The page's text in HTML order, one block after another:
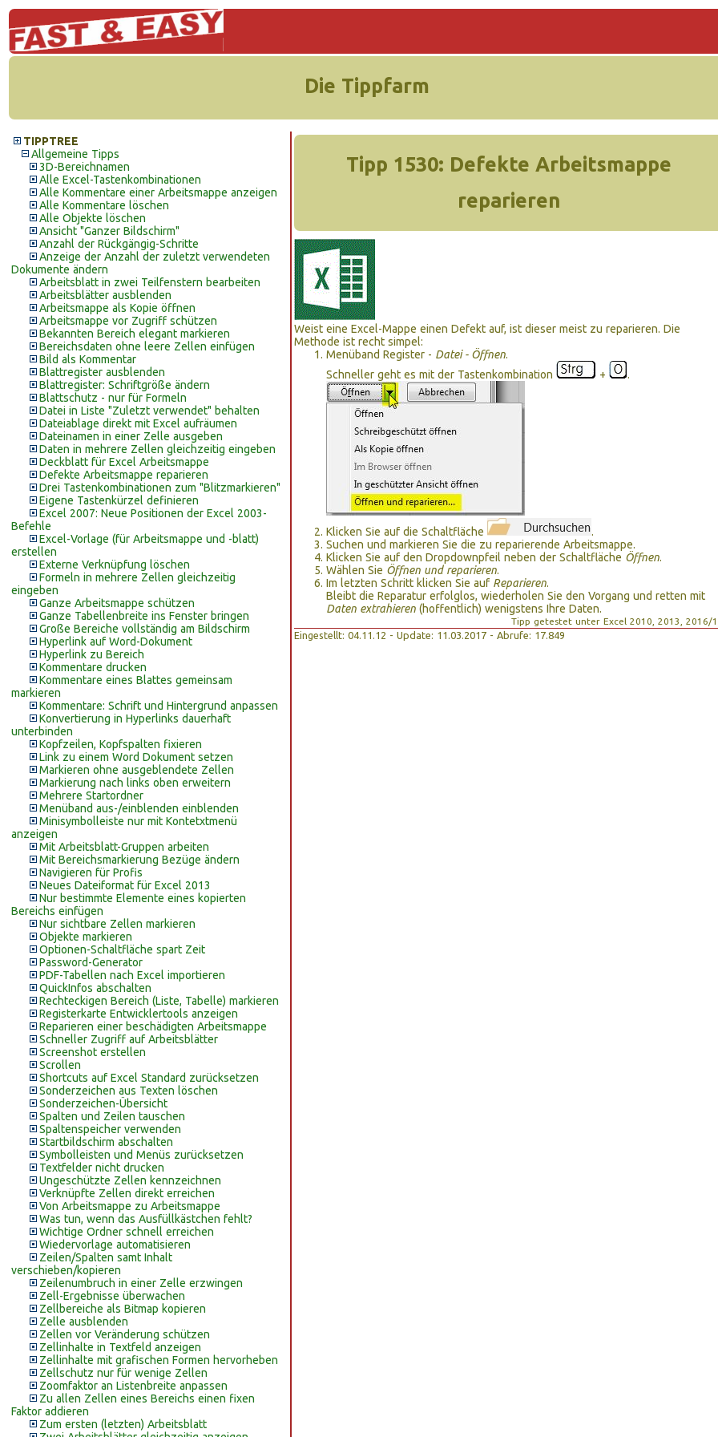
Die Tippfarm
TIPPTREE
Allgemeine Tipps
3D-Bereichnamen
Alle Excel-Tastenkombinationen
Alle Kommentare einer Arbeitsmappe anzeigen
Alle Kommentare löschen
Alle Objekte löschen
Ansicht "Ganzer Bildschirm"
Anzahl der Rückgängig-Schritte
Anzeige der Anzahl der zuletzt verwendeten
Dokumente ändern
Arbeitsblatt in zwei Teilfenstern bearbeiten
Arbeitsblätter ausblenden
Arbeitsmappe als Kopie öffnen
Arbeitsmappe vor Zugriff schützen
Bekannten Bereich elegant markieren
Bereichsdaten ohne leere Zellen einfügen
Bild als Kommentar
Blattregister ausblenden
Blattregister: Schriftgröße ändern
Blattschutz - nur für Formeln
Datei in Liste "Zuletzt verwendet" behalten
Dateiablage direkt mit Excel aufräumen
Dateinamen in einer Zelle ausgeben
Daten in mehrere Zellen gleichzeitig eingeben
Deckblatt für Excel Arbeitsmappe
Defekte Arbeitsmappe reparieren
Drei Tastenkombinationen zum "Blitzmarkieren"
Eigene Tastenkürzel definieren
Excel 2007: Neue Positionen der Excel 2003-
Befehle
Excel-Vorlage (für Arbeitsmappe und -blatt)
erstellen
Externe Verknüpfung löschen
Formeln in mehrere Zellen gleichzeitig
eingeben
Ganze Arbeitsmappe schützen
Ganze Tabellenbreite ins Fenster bringen
Große Bereiche vollständig am Bildschirm
Hyperlink auf Word-Dokument
Hyperlink zu Bereich
Kommentare drucken
Kommentare eines Blattes gemeinsam
markieren
Kommentare: Schrift und Hintergrund anpassen
Konvertierung in Hyperlinks dauerhaft
unterbinden
Kopfzeilen, Kopfspalten fixieren
Link zu einem Word Dokument setzen
Markieren ohne ausgeblendete Zellen
Markierung nach links oben erweitern
Mehrere Startordner
Menüband aus-/einblenden einblenden
Minisymbolleiste nur mit Kontetxtmenü
anzeigen
Mit Arbeitsblatt-Gruppen arbeiten
Mit Bereichsmarkierung Bezüge ändern
Navigieren für Profis
Neues Dateiformat für Excel 2013
Nur bestimmte Elemente eines kopierten
Bereichs einfügen
Nur sichtbare Zellen markieren
Objekte markieren
Optionen-Schaltfläche spart Zeit
Password-Generator
PDF-Tabellen nach Excel importieren
QuickInfos abschalten
Rechteckigen Bereich (Liste, Tabelle) markieren
Registerkarte Entwicklertools anzeigen
Reparieren einer beschädigten Arbeitsmappe
Schneller Zugriff auf Arbeitsblätter
Screenshot erstellen
Scrollen
Shortcuts auf Excel Standard zurücksetzen
Sonderzeichen aus Texten löschen
Sonderzeichen-Übersicht
Spalten und Zeilen tauschen
Spaltenspeicher verwenden
Startbildschirm abschalten
Symbolleisten und Menüs zurücksetzen
Textfelder nicht drucken
Ungeschützte Zellen kennzeichnen
Verknüpfte Zellen direkt erreichen
Von Arbeitsmappe zu Arbeitsmappe
Was tun, wenn das Ausfüllkästchen fehlt?
Wichtige Ordner schnell erreichen
Wiedervorlage automatisieren
Zeilen/Spalten samt Inhalt
verschieben/kopieren
Zeilenumbruch in einer Zelle erzwingen
Zell-Ergebnisse überwachen
Zellbereiche als Bitmap kopieren
Zelle ausblenden
Zellen vor Veränderung schützen
Zellinhalte in Textfeld anzeigen
Zellinhalte mit grafischen Formen hervorheben
Zellschutz nur für wenige Zellen
Zoomfaktor an Listenbreite anpassen
Zu allen Zellen eines Bereichs einen fixen
Faktor addieren
Zum ersten (letzten) Arbeitsblatt
Tipp 1530: Defekte Arbeitsmappe
reparieren
Weist eine Excel-Mappe einen Defekt auf, ist dieser meist zu reparieren. Die
Methode ist recht simpel:
Menüband Register - Datei - Öffnen.
Schneller geht es mit der Tastenkombination
+ .
Klicken Sie auf die Schaltfläche
.
Suchen und markieren Sie die zu reparierende Arbeitsmappe.
Klicken Sie auf den Dropdownpfeil neben der Schaltfläche Öffnen.
Wählen Sie Öffnen und reparieren.
Im letzten Schritt klicken Sie auf Reparieren.
Bleibt die Reparatur erfolglos, wiederholen Sie den Vorgang und retten mit
Daten extrahieren (hoffentlich) wenigstens Ihre Daten.
Tipp getestet unter Excel 2010, 2013, 2016/
Eingestellt: 04.11.12 - Update: 11.03.2017 - Abrufe: 17.849